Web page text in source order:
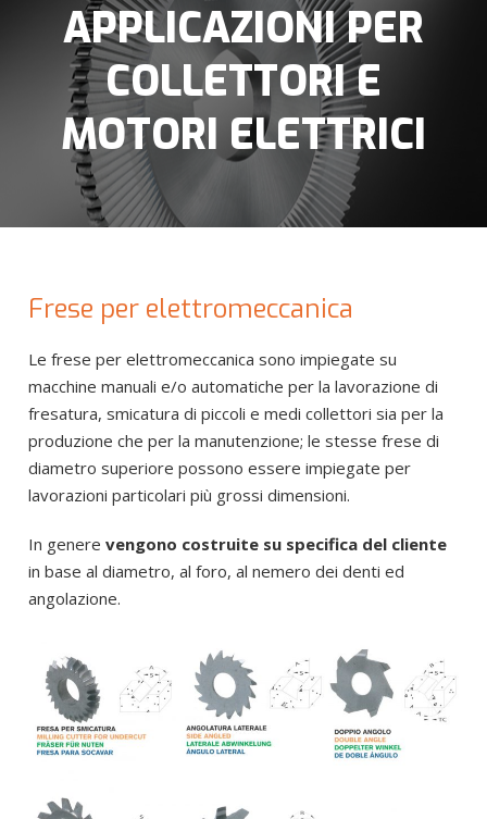
APPLICAZIONI PER
COLLETTORI E
MOTORI ELETTRICI
Frese per elettromeccanica
Le frese per elettromeccanica sono impiegate su
macchine manuali e/o automatiche per la lavorazione di
fresatura, smicatura di piccoli e medi collettori sia per la
produzione che per la manutenzione; le stesse frese di
diametro superiore possono essere impiegate per
lavorazioni particolari più grossi dimensioni.
In genere vengono costruite su specifica del cliente
in base al diametro, al foro, al nemero dei denti ed
angolazione.